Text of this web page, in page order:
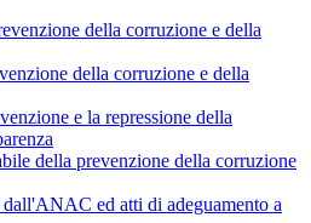
della corruzione e della
della corruzione e della
e la repressione della
della prevenzione della corruzione
ed atti di adeguamento a